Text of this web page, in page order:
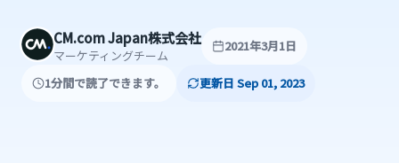
CM.com Japan株式会社
マーケティングチーム
2021年3月1日
1分間で読了できます。 更新日 Sep 01, 2023